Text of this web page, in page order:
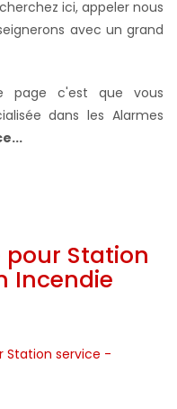
ici, appeler nous
avec un grand
page c'est que vous
dans les Alarmes
Station
Incendie